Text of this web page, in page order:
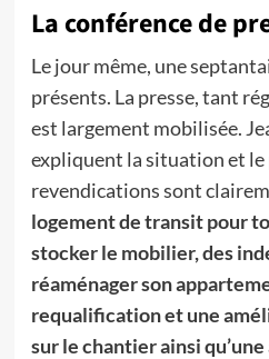
La conférence de
Le jour même, une
présents. La presse, tant
est largement mobilisée.
expliquent la situation et
revendications sont
logement de transit pour
stocker le mobilier, des
réaménager son
requalification et une
sur le chantier ainsi qu’une